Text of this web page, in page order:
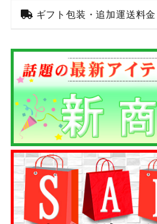
ギフト包装・追加運送料金